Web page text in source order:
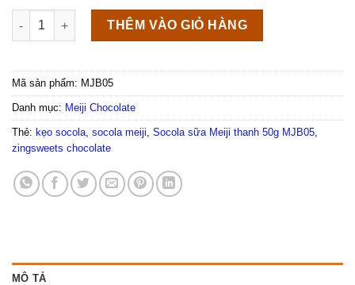
Socola sữa Meiji thanh 50g MJB05 số lượng
THÊM VÀO GIỎ HÀNG
Mã sản phẩm: MJB05
Danh mục: Meiji Chocolate
Thẻ: kẹo socola socola meiji Socola sữa Meiji thanh 50g MJB05
zingsweets chocolate
MÔ TẢ